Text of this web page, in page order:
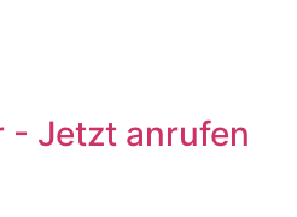
- Jetzt anrufen